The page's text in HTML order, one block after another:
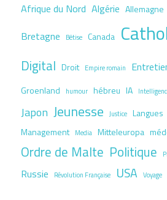
Afrique du Nord Algérie Allemagne
Bretagne Bêtise Canada
Digital Droit Empire romain
Groenland humour hébreu IA
Japon Jeunesse Justice Langues
Management Media Mitteleuropa
Ordre de Malte Politique
Russie Révolution Française USA Voyage